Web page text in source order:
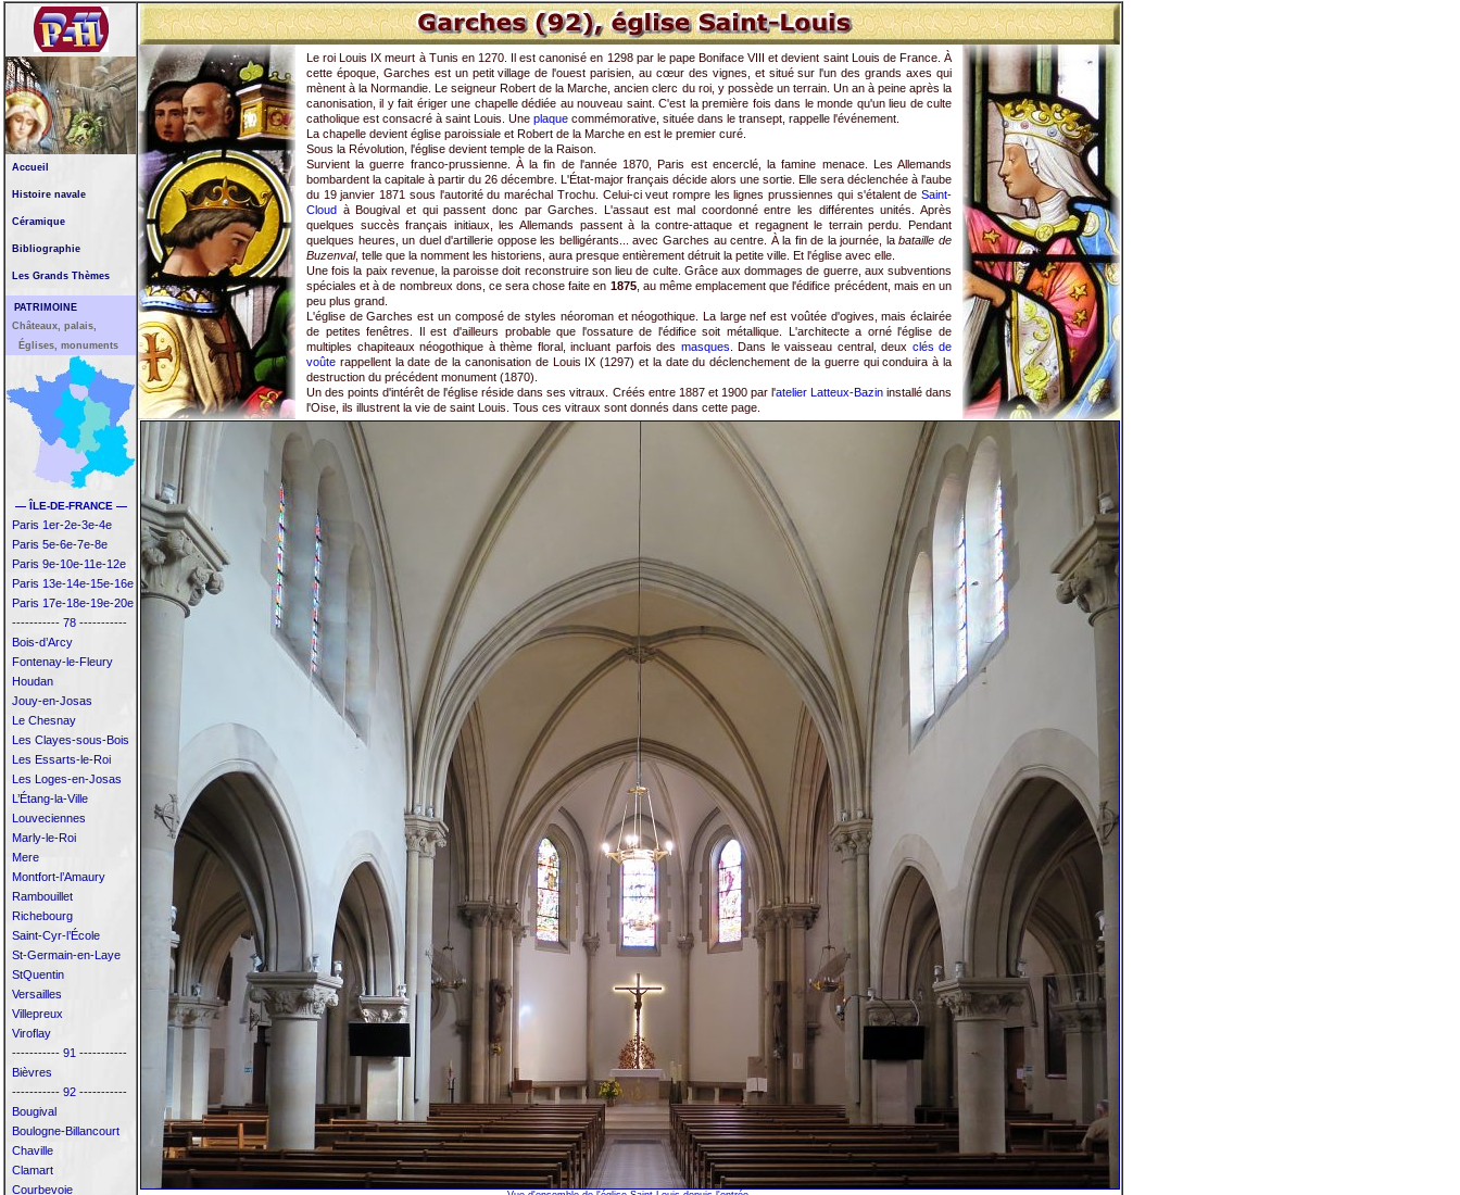
Accueil
Histoire navale
Céramique
Bibliographie
Les Grands Thèmes
PATRIMOINE
Châteaux, palais,
Églises, monuments
— ÎLE-DE-FRANCE —
Paris 1er-2e-3e-4e
Paris 5e-6e-7e-8e
Paris 9e-10e-11e-12e
Paris 13e-14e-15e-16e
Paris 17e-18e-19e-20e
----------- 78 -----------
Bois-d’Arcy
Fontenay-le-Fleury
Houdan
Jouy-en-Josas
Le Chesnay
Les Clayes-sous-Bois
Les Essarts-le-Roi
Les Loges-en-Josas
L’Étang-la-Ville
Louveciennes
Marly-le-Roi
Mere
Montfort-l’Amaury
Rambouillet
Richebourg
Saint-Cyr-l’École
St-Germain-en-Laye
StQuentin
Versailles
Villepreux
Viroflay
----------- 91 -----------
Bièvres
----------- 92 -----------
Bougival
Boulogne-Billancourt
Chaville
Clamart
Courbevoie
Le roi Louis IX meurt à Tunis en 1270. Il est canonisé en 1298 par le pape Boniface VIII et devient saint Louis de France. À
cette époque, Garches est un petit village de l'ouest parisien, au cœur des vignes, et situé sur l'un des grands axes qui
mènent à la Normandie. Le seigneur Robert de la Marche, ancien clerc du roi, y possède un terrain. Un an à peine après la
canonisation, il y fait ériger une chapelle dédiée au nouveau saint. C'est la première fois dans le monde qu'un lieu de culte
catholique est consacré à saint Louis. Une plaque commémorative, située dans le transept, rappelle l'événement.
La chapelle devient église paroissiale et Robert de la Marche en est le premier curé.
Sous la Révolution, l'église devient temple de la Raison.
Survient la guerre franco-prussienne. À la fin de l'année 1870, Paris est encerclé, la famine menace. Les Allemands
bombardent la capitale à partir du 26 décembre. L'État-major français décide alors une sortie. Elle sera déclenchée à l'aube
du 19 janvier 1871 sous l'autorité du maréchal Trochu. Celui-ci veut rompre les lignes prussiennes qui s'étalent de Saint-
Cloud à Bougival et qui passent donc par Garches. L'assaut est mal coordonné entre les différentes unités. Après
quelques succès français initiaux, les Allemands passent à la contre-attaque et regagnent le terrain perdu. Pendant
quelques heures, un duel d'artillerie oppose les belligérants... avec Garches au centre. À la fin de la journée, labataille de
Buzenval, telle que la nomment les historiens, aura presque entièrement détruit la petite ville. Et l'église avec elle.
Une fois la paix revenue, la paroisse doit reconstruire son lieu de culte. Grâce aux dommages de guerre, aux subventions
spéciales et à de nombreux dons, ce sera chose faite en 1875, au même emplacement que l'édifice précédent, mais en un
peu plus grand.
L'église de Garches est un composé de styles néoroman et néogothique. La large nef est voûtée d'ogives, mais éclairée
de petites fenêtres. Il est d'ailleurs probable que l'ossature de l'édifice soit métallique. L'architecte a orné l'église de
multiples chapiteaux néogothique à thème floral, incluant parfois des masques . Dans le vaisseau central, deux clés de
voûte rappellent la date de la canonisation de Louis IX (1297) et la date du déclenchement de la guerre qui conduira à la
destruction du précédent monument (1870).
Un des points d'intérêt de l'église réside dans ses vitraux. Créés entre 1887 et 1900 par l'atelier Latteux-Bazininstallé dans
l'Oise, ils illustrent la vie de saint Louis. Tous ces vitraux sont donnés dans cette page.